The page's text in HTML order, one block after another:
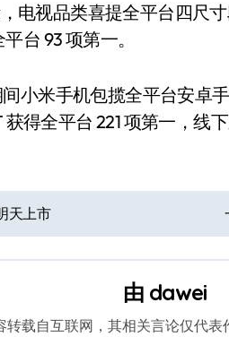
电视品类喜提全平台四尺
台 93 项第一。
间小米手机包揽全平台安卓
得全平台 221 项第一，线
天上市
由 dawei
转载自互联网，其相关言论仅代